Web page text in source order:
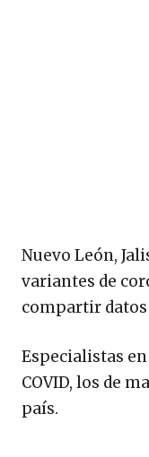
Nuevo León,
variantes de
compartir datos
Especialistas
COVID, los de
país.